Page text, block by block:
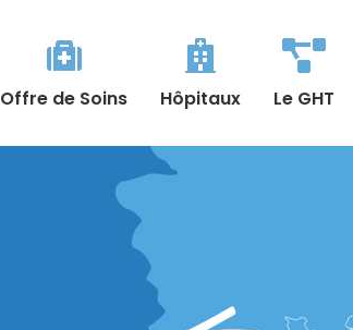

Offre de Soins

Hôpitaux

Le GHT